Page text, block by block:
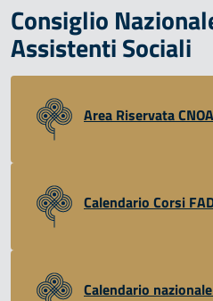
Consiglio
Assistenti Sociali
Area Riservata
Calendario Corsi
Calendario